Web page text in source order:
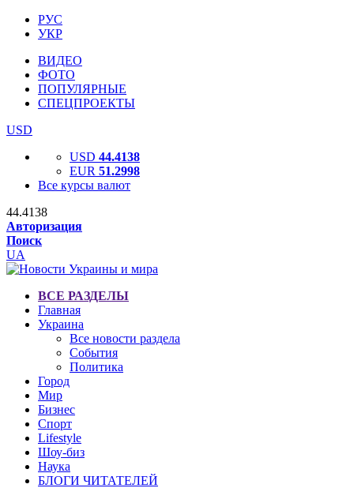
РУС
УКР
ВИДЕО
ФОТО
ПОПУЛЯРНЫЕ
СПЕЦПРОЕКТЫ
USD
USD 44.4138
EUR 51.2998
Все курсы валют
44.4138
Авторизация
Поиск
UA
ВСЕ РАЗДЕЛЫ
Главная
Украина
Все новости раздела
События
Политика
Город
Мир
Бизнес
Спорт
Lifestyle
Шоу-биз
Наука
БЛОГИ ЧИТАТЕЛЕЙ